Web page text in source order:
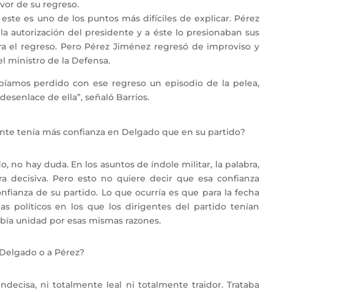
de su regreso.
es uno de los puntos más difíciles de explicar. Pérez
autorización del presidente y a éste lo presionaban sus
el regreso. Pero Pérez Jiménez regresó de improviso y
ministro de la Defensa.
perdido con ese regreso un episodio de la pelea,
de ella”, señaló Barrios.
tenía más confianza en Delgado que en su partido?
no hay duda. En los asuntos de índole militar, la palabra,
decisiva. Pero esto no quiere decir que esa confianza
de su partido. Lo que ocurría es que para la fecha
políticos en los que los dirigentes del partido tenían
unidad por esas mismas razones.
o a Pérez?
ni totalmente leal ni totalmente traidor. Trataba